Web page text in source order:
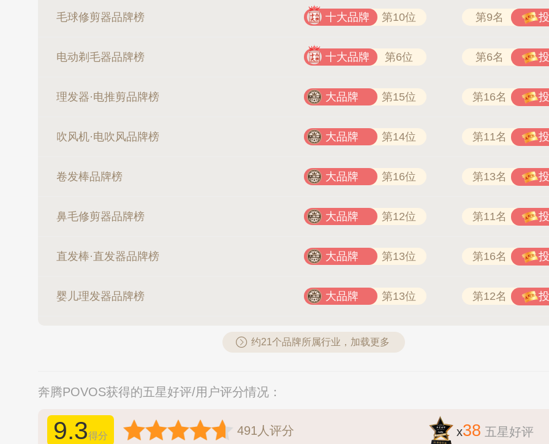
毛球修剪器品牌榜 十大品牌 第10位 第9名
电动剃毛器品牌榜 十大品牌 第6位 第6名
理发器·电推剪品牌榜 大品牌 第15位 第16名
吹风机·电吹风品牌榜 大品牌 第14位 第11名
卷发棒品牌榜 大品牌 第16位 第13名
鼻毛修剪器品牌榜 大品牌 第12位 第11名
直发棒·直发器品牌榜 大品牌 第13位 第16名
婴儿理发器品牌榜 大品牌 第13位 第12名
约21个品牌所属行业，加载更多
奔腾POVOS获得的五星好评/用户评分情况：
9.3得分 491 人评分 x38 五星好评